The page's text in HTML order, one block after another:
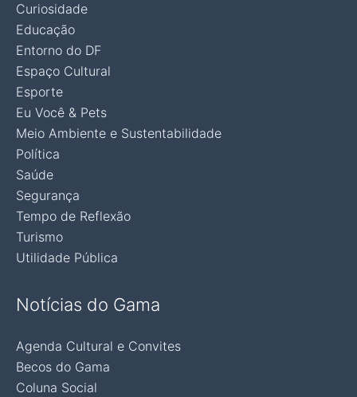
Curiosidade
Educação
Entorno do DF
Espaço Cultural
Esporte
Eu Você & Pets
Meio Ambiente e Sustentabilidade
Política
Saúde
Segurança
Tempo de Reflexão
Turismo
Utilidade Pública
Notícias do Gama
Agenda Cultural e Convites
Becos do Gama
Coluna Social